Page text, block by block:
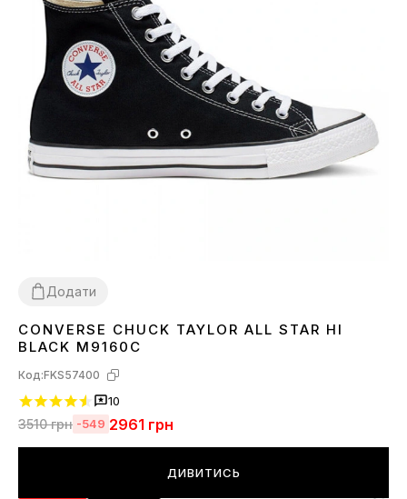
Додати
363738 3940 4142 4344
CONVERSE CHUCK TAYLOR ALL STAR HI
BLACK M9160C
Код:FKS57400
10
3510грн -549 2961 грн
ДИВИТИСЬ